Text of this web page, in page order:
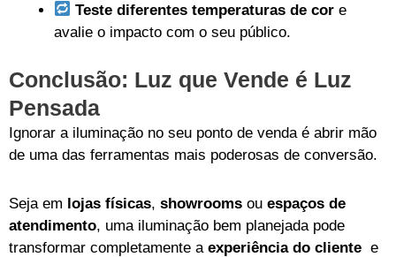
Teste diferentes temperaturas de cor e
avalie o impacto com o seu público.
Conclusão: Luz que Vende é Luz
Pensada
Ignorar a iluminação no seu ponto de venda é abrir mão
de uma das ferramentas mais poderosas de conversão.
Seja em lojas físicas, showrooms ou espaços de
atendimento, uma iluminação bem planejada pode
transformar completamente a experiência do cliente e